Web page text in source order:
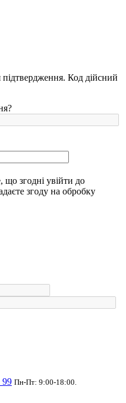
Код дійсний
згодні увійти до
згоду на обробку
99 Пн-Пт: 9:00-18:00.